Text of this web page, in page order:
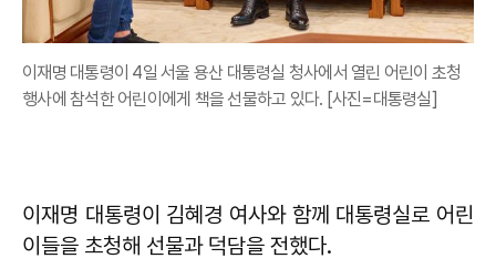
이재명 대통령이 4일 서울 용산 대통령실 청사에서 열린 어린이 초청
행사에 참석한 어린이에게 책을 선물하고 있다. [사진=대통령실]
이재명 대통령이 김혜경 여사와 함께 대통령실로 어린
이들을 초청해 선물과 덕담을 전했다.